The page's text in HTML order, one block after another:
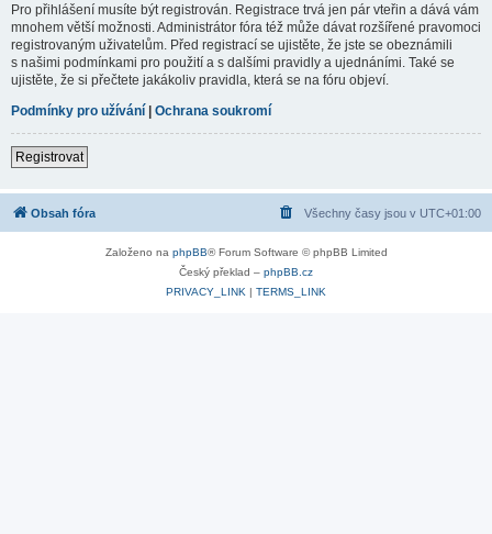
Pro přihlášení musíte být registrován. Registrace trvá jen pár vteřin a dává vám
mnohem větší možnosti. Administrátor fóra též může dávat rozšířené pravomoci
registrovaným uživatelům. Před registrací se ujistěte, že jste se obeznámili
s našimi podmínkami pro použití a s dalšími pravidly a ujednáními. Také se
ujistěte, že si přečtete jakákoliv pravidla, která se na fóru objeví.
Podmínky pro užívání | Ochrana soukromí
Registrovat
Obsah fóra Všechny časy jsou v UTC+01:00
Založeno na phpBB® Forum Software © phpBB Limited
Český překlad – phpBB.cz
PRIVACY_LINK | TERMS_LINK